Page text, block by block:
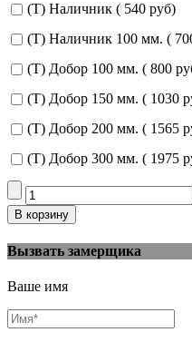
(Т) Наличник ( 540 руб)
(Т) Наличник 100 мм. (
(Т) Добор 100 мм. ( 800
(Т) Добор 150 мм. ( 1030
(Т) Добор 200 мм. ( 1565
(Т) Добор 300 мм. ( 1975
Вызвать замерщика
Ваше имя